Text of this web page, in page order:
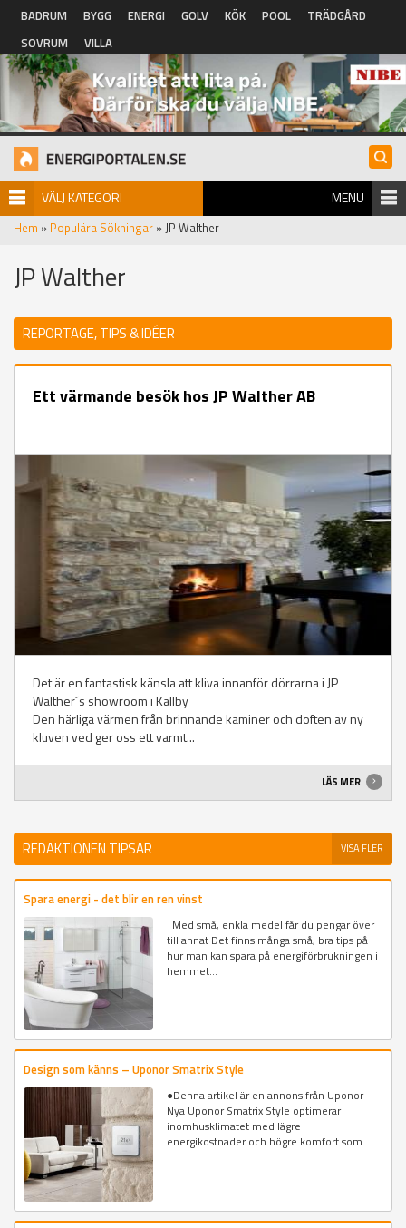
Hoppa till huvudinnehåll
BADRUM BYGG ENERGI GOLV KÖK POOL
TRÄDGÅRD
SOVRUM
VILLA
VÄLJ KATEGORI MENU
Hem » Populära Sökningar » JP Walther
JP Walther
REPORTAGE, TIPS & IDÉER
Ett värmande besök hos JP Walther AB
Det är en fantastisk känsla att kliva innanför dörrarna i JP
Walther´s showroom i Källby
Den härliga värmen från brinnande kaminer och doften av ny
kluven ved ger oss ett varmt...
LÄS MER
REDAKTIONEN TIPSAR VISA FLER
Spara energi - det blir en ren vinst
Med små, enkla medel får du pengar över
till annat Det finns många små, bra tips på
hur man kan spara på energiförbrukningen i
hemmet...
Design som känns – Uponor Smatrix Style
●Denna artikel är en annons från Uponor
Nya Uponor Smatrix Style optimerar
inomhusklimatet med lägre
energikostnader och högre komfort som...